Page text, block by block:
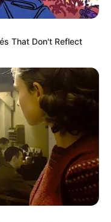
a friss
mellett ŐK
–
hogy
That Don't Reflect